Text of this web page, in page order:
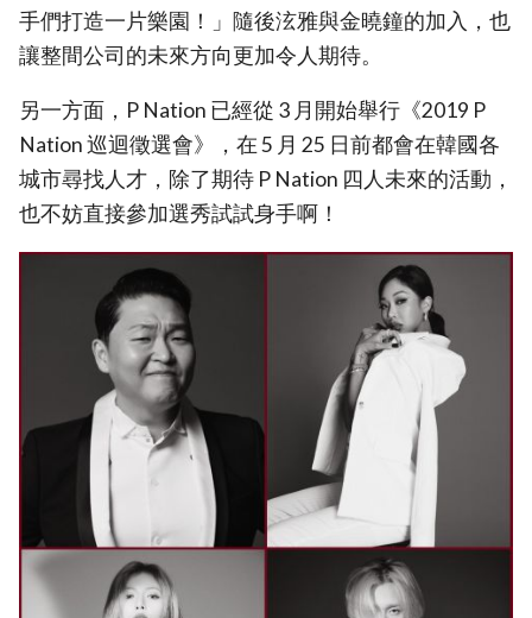
手們打造一片樂園！」隨後泫雅與金曉鐘的加入，也
讓整間公司的未來方向更加令人期待。
另一方面，P Nation 已經從 3 月開始舉行《2019 P
Nation 巡迴徵選會》，在 5 月 25 日前都會在韓國各
城市尋找人才，除了期待 P Nation 四人未來的活動，
也不妨直接參加選秀試試身手啊！